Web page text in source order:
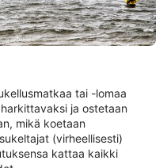
tai -lomaa
ja ostetaan
mikä koetaan
(virheellisesti)
kattaa kaikki